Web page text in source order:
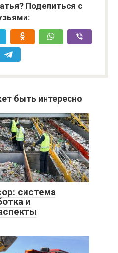
Поделиться с
быть интересно
0
система
и